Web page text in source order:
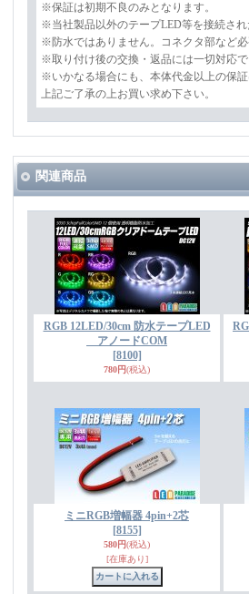
※保証は初期不良のみとなります。
※当社製品以外のテープLED等を接続され
※防水ではありません。コネクタ部など
※取り付け後の交換・返品には一切対応で
※いかなる場合にも、本体代金以上の保証
上記ご了承の上お買い求め下さい。
関連商品
RGB 12LED/30cm 防水テープLED
アノードCOM
[8100]
780円(税込)
ミニRGB増幅器 4pin+2芯
[8155]
580円(税込)
[在庫あり]